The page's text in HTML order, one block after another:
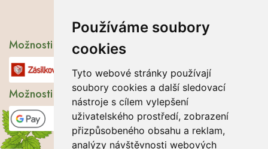
Používáme soubory
cookies
Tyto webové stránky používají
soubory cookies a další sledovací
nástroje s cílem vylepšení
uživatelského prostředí, zobrazení
přizpůsobeného obsahu a reklam,
analýzy návštěvnosti webových
údajů
Možnosti dopravy
Možnosti platby